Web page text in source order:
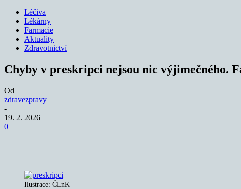
Léčiva
Lékárny
Farmacie
Aktuality
Zdravotnictví
Chyby v preskripci nejsou nic výjimečného.
Od
zdravezpravy
-
19. 2. 2026
0
Ilustrace: ČLnK